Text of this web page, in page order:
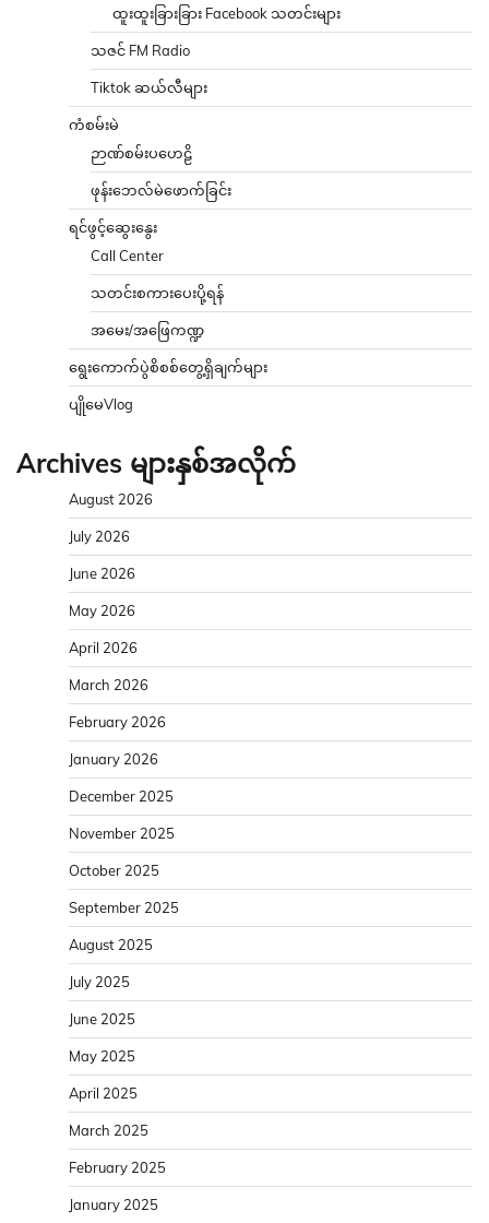
ထူးထူးခြားခြား Facebook သတင်းများ
သဇင် FM Radio
Tiktok ဆယ်လီများ
ကံစမ်းမဲ
ဉာဏ်စမ်းပဟေဠိ
ဖုန်းဘေလ်မဲဖောက်ခြင်း
ရင်ဖွင့်ဆွေးနွေး
Call Center
သတင်းစကားပေးပို့ရန်
အမေး/အဖြေကဏ္ဍ
ရွေးကောက်ပွဲစိစစ်တွေ့ရှိချက်များ
ပျိုမေVlog
Archives များနှစ်အလိုက်
August 2026
July 2026
June 2026
May 2026
April 2026
March 2026
February 2026
January 2026
December 2025
November 2025
October 2025
September 2025
August 2025
July 2025
June 2025
May 2025
April 2025
March 2025
February 2025
January 2025